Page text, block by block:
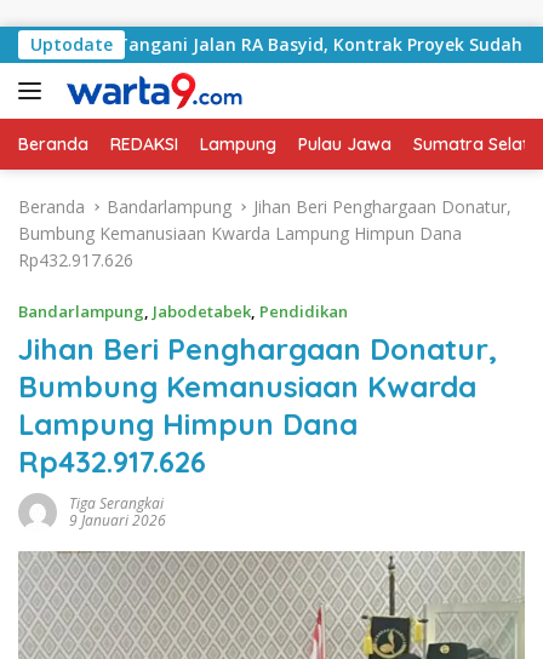
Uptodate
Tangani Jalan RA Basyid, Kontrak Proyek Sudah Rampung
Beranda REDAKSI Lampung Pulau Jawa Sumatra
Beranda Bandarlampung
Jihan Beri Penghargaan Donatur,
Bumbung Kemanusiaan Kwarda Lampung Himpun Dana
Rp432.917.626
Bandarlampung, Jabodetabek, Pendidikan
Jihan Beri Penghargaan Donatur,
Bumbung Kemanusiaan Kwarda
Lampung Himpun Dana
Rp432.917.626
Tiga Serangkai
9 Januari 2026